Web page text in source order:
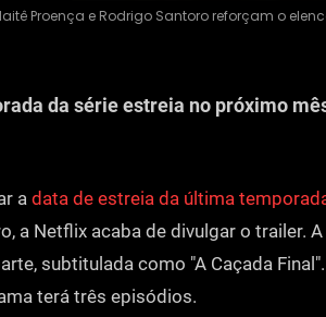
Proença e Rodrigo Santoro reforçam o
da série estreia no próximo
a data de estreia da última
a Netflix acaba de divulgar o trailer.
subtitulada como "A Caçada
terá três episódios.